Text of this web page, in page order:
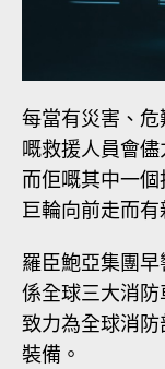
每當有災害、
嘅救援人員會
而佢嘅其中一
巨輪向前走而有
羅臣鮑亞集團
係全球三大消
致力為全球消
裝備。